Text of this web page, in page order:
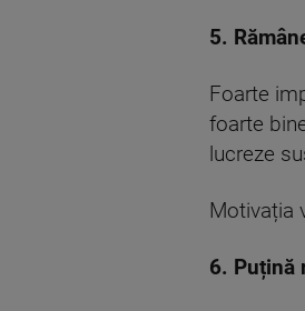
5.
Foarte
foarte
lucreze
Motivația
6. Puțină